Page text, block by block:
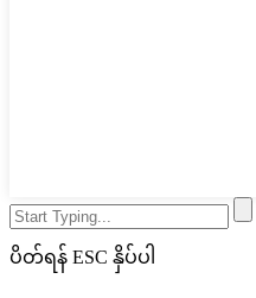
ပိတ်ရန် ESC နှိပ်ပါ